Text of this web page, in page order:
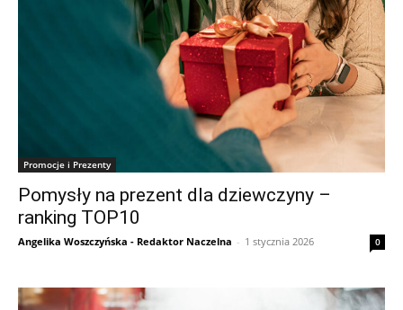
Promocje i Prezenty
Pomysły na prezent dla dziewczyny –
ranking TOP10
Angelika Woszczyńska - Redaktor Naczelna - 1 stycznia 2026 0